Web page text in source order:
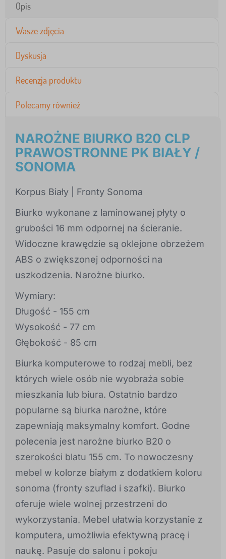
Opis
Wasze zdjęcia
Dyskusja
Recenzja produktu
Polecamy również
NAROŻNE BIURKO B20 CLP
PRAWOSTRONNE PK BIAŁY /
SONOMA
Korpus Biały | Fronty Sonoma
Biurko wykonane z laminowanej płyty o
grubości 16 mm odpornej na ścieranie.
Widoczne krawędzie są oklejone obrzeżem
ABS o zwiększonej odporności na
uszkodzenia. Narożne biurko.
Wymiary:
Długość - 155 cm
Wysokość - 77 cm
Głębokość - 85 cm
Biurka komputerowe to rodzaj mebli, bez
których wiele osób nie wyobraża sobie
mieszkania lub biura. Ostatnio bardzo
popularne są biurka narożne, które
zapewniają maksymalny komfort. Godne
polecenia jest narożne biurko B20 o
szerokości blatu 155 cm. To nowoczesny
mebel w kolorze białym z dodatkiem koloru
sonoma (fronty szuflad i szafki). Biurko
oferuje wiele wolnej przestrzeni do
wykorzystania. Mebel ułatwia korzystanie z
komputera, umożliwia efektywną pracę i
naukę. Pasuje do salonu i pokoju